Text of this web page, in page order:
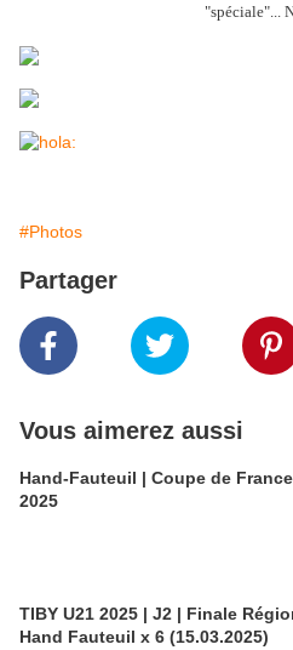
"spéciale"...
#Photos
Partager
Vous aimerez aussi
Hand-Fauteuil | Coupe de France
2025
TIBY U21 2025 | J2 | Finale
Hand Fauteuil x 6 (15.03.2025)